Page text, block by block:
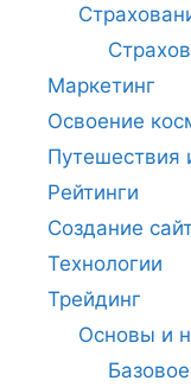
Маркетинг
Освоение
Путешествия
Рейтинги
Создание
Технологии
Трейдинг
Основы и